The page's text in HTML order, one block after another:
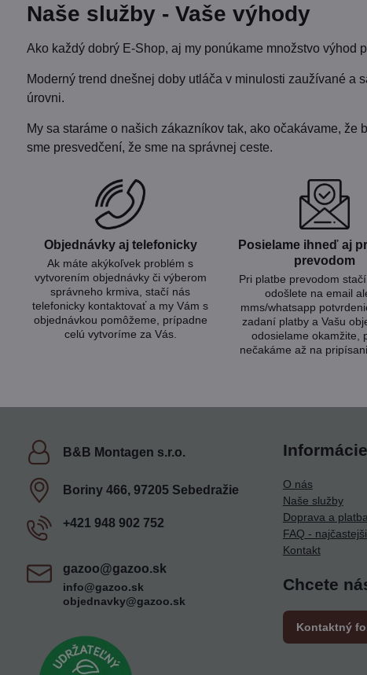
Naše služby - Vaše výhody
Ako každý dobrý E-Shop, aj my ponúkame množstvo výhod
Moderný trend dnešnej doby utláča v minulosti zaužívané a
úrovni.
My sa staráme o našich zákazníkov tak, ako očakávame,
sme presvedčení, že sme na správnej ceste.
Objednávky aj telefonicky
Ak máte akýkoľvek problém s
vytvorením objednávky či výberom
správneho krmiva, stačí nás
telefonicky kontaktovať a my Vám s
objednávkou pomôžeme, prípadne
celú vytvoríme za Vás.
Posielame ihneď aj
prevodom
Pri platbe prevodom
odošlete na email
mms/whatsapp
zadaní platby a Vašu
odosielame okamžite,
nečakáme až na
B&B Montagen s​.r​.o​.
Boriny 466, 97205 Sebedražie
+421 948 902 752
gazoo​@gazoo​.sk
info@gazoo.sk
objednavky@gazoo.sk
Informácie
O nás
Naše služby
Doprava a platba
FAQ -
Kontakt
Chcete
Kontaktný